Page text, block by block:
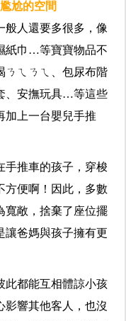
尬的空間
般人還要多很多，像
紙巾…等寶寶物品不
ㄋㄟㄋㄟ、包尿布階
、安撫玩具…等這些
加上一台嬰兒手推
手推車的孩子，穿梭
方便啊！因此，多數
寬敞，捨棄了座位擺
讓爸媽與孩子擁有更
此都能互相體諒小孩
影響其他客人，也沒